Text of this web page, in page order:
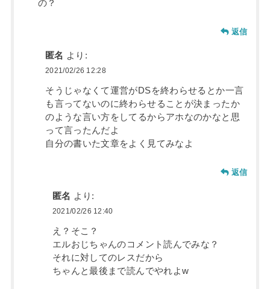
の？
返信
匿名 より:
2021/02/26 12:28
そうじゃなくて運営がDSを終わらせるとか一言
も言ってないのに終わらせることが決まったか
のような言い方をしてるからアホなのかなと思
って言ったんだよ
自分の書いた文章をよく見てみなよ
返信
匿名 より:
2021/02/26 12:40
え？そこ？
エルおじちゃんのコメント読んでみな？
それに対してのレスだから
ちゃんと最後まで読んでやれよw